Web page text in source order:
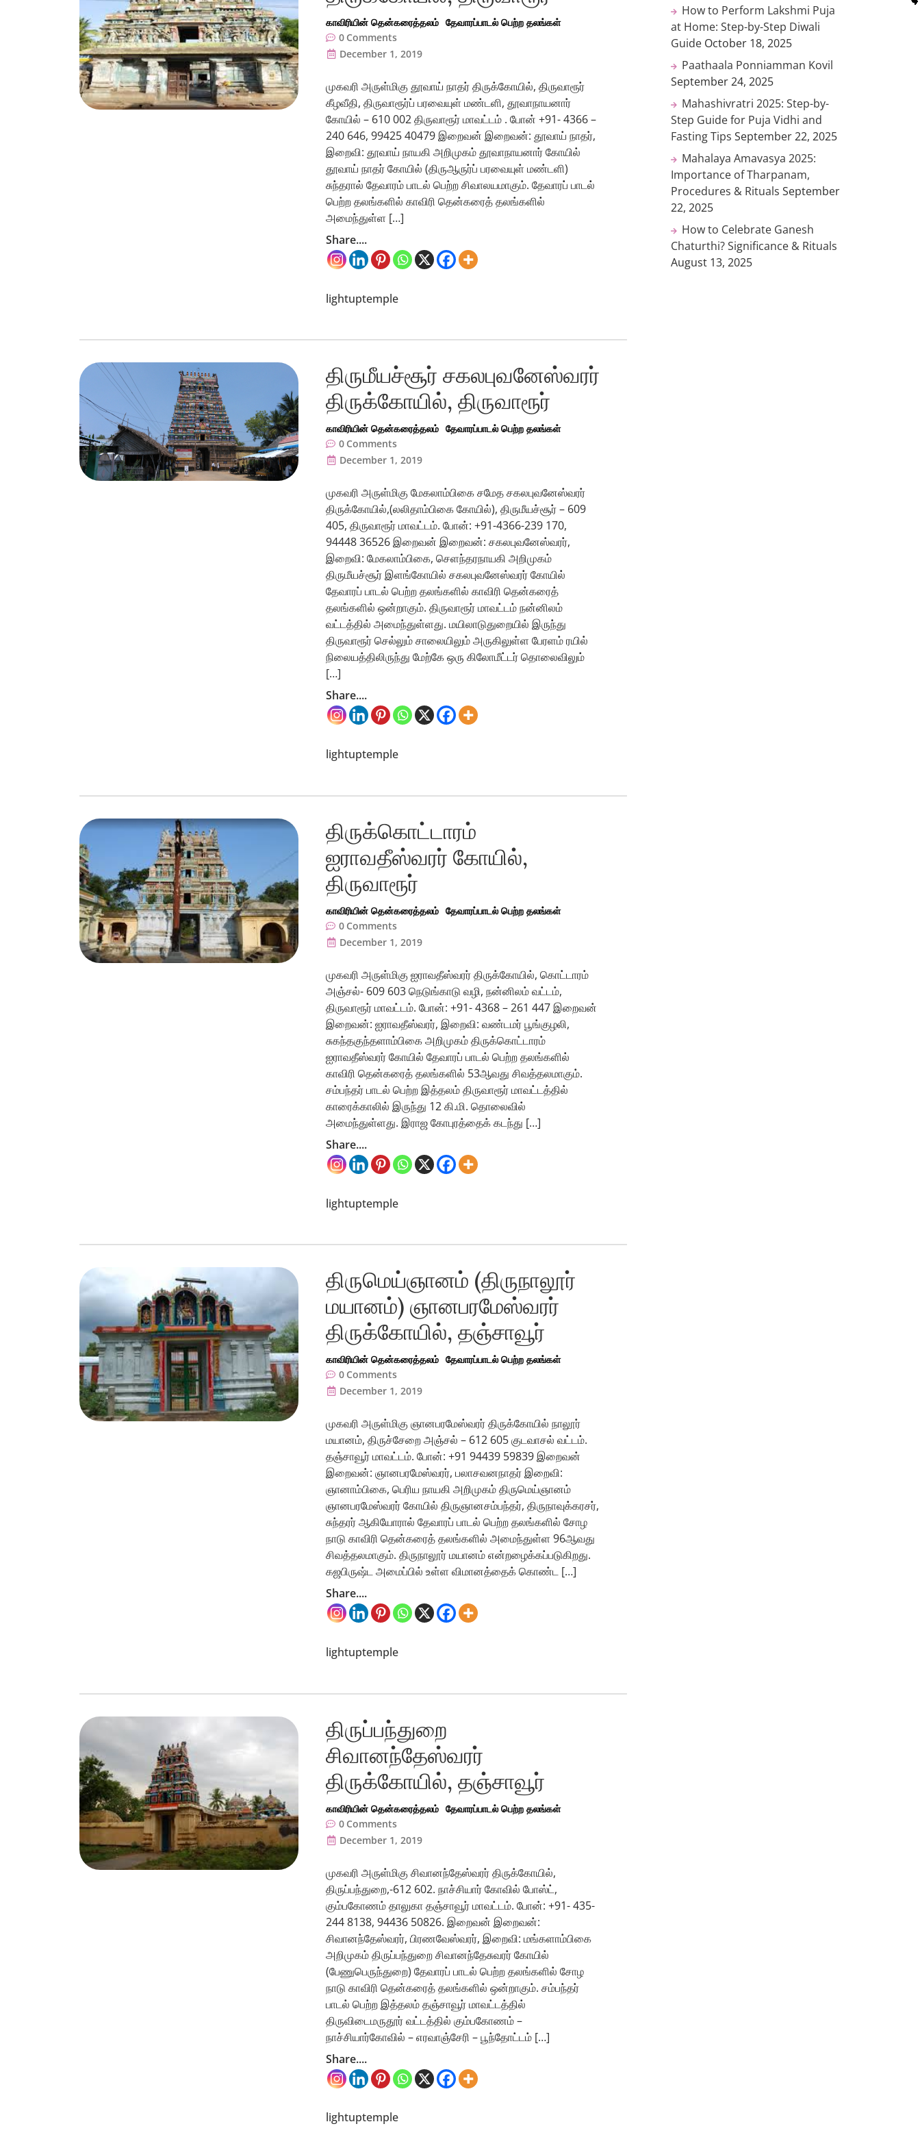
காவிரியின் தென்கரைத்தலம் தேவாரப்பாடல் பெற்ற தலங்கள்
0 Comments
December 1, 2019
முகவரி அருள்மிகு தூவாய் நாதர் திருக்கோயில், திருவாரூர்
கீழவீதி, திருவாரூர்ப் பரவையுள் மண்டளி, தூவாநாயனார்
கோயில் – 610 002 திருவாரூர் மாவட்டம் . போன் +91- 4366 –
240 646, 99425 40479 இறைவன் இறைவன்: தூவாய் நாதர்,
இறைவி: தூவாய் நாயகி அறிமுகம் தூவாநாயனார் கோயில்
தூவாய் நாதர் கோயில் (திருஆருர்ப் பரவையுள் மண்டளி)
சுந்தரால் தேவாரம் பாடல் பெற்ற சிவாலயமாகும். தேவாரப் பாடல்
பெற்ற தலங்களில் காவிரி தென்கரைத் தலங்களில்
அமைந்துள்ள […]
Share....
lightuptemple
திருமீயச்சூர் சகலபுவனேஸ்வரர்
திருக்கோயில், திருவாரூர்
காவிரியின் தென்கரைத்தலம் தேவாரப்பாடல் பெற்ற தலங்கள்
0 Comments
December 1, 2019
முகவரி அருள்மிகு மேகலாம்பிகை சமேத சகலபுவனேஸ்வரர்
திருக்கோயில்,(லலிதாம்பிகை கோயில்), திருமீயச்சூர் – 609
405, திருவாரூர் மாவட்டம். போன்: +91-4366-239 170,
94448 36526 இறைவன் இறைவன்: சகலபுவனேஸ்வரர்,
இறைவி: மேகலாம்பிகை, செளந்தரநாயகி அறிமுகம்
திருமீயச்சூர் இளங்கோயில் சகலபுவனேஸ்வரர் கோயில்
தேவாரப் பாடல் பெற்ற தலங்களில் காவிரி தென்கரைத்
தலங்களில் ஒன்றாகும். திருவாரூர் மாவட்டம் நன்னிலம்
வட்டத்தில் அமைந்துள்ளது. மயிலாடுதுறையில் இருந்து
திருவாரூர் செல்லும் சாலையிலும் அருகிலுள்ள பேரளம் ரயில்
நிலையத்திலிருந்து மேற்கே ஒரு கிலோமீட்டர் தொலைவிலும்
[…]
Share....
lightuptemple
திருக்கொட்டாரம்
ஐராவதீஸ்வரர் கோயில்,
திருவாரூர்
காவிரியின் தென்கரைத்தலம் தேவாரப்பாடல் பெற்ற தலங்கள்
0 Comments
December 1, 2019
முகவரி அருள்மிகு ஐராவதீஸ்வரர் திருக்கோயில், கொட்டாரம்
அஞ்சல்- 609 603 நெடுங்காடு வழி, நன்னிலம் வட்டம்,
திருவாரூர் மாவட்டம். போன்: +91- 4368 – 261 447 இறைவன்
இறைவன்: ஐராவதீஸ்வரர், இறைவி: வண்டமர் பூங்குழலி,
சுகந்தகுந்தளாம்பிகை அறிமுகம் திருக்கொட்டாரம்
ஐராவதீஸ்வரர் கோயில் தேவாரப் பாடல் பெற்ற தலங்களில்
காவிரி தென்கரைத் தலங்களில் 53ஆவது சிவத்தலமாகும்.
சம்பந்தர் பாடல் பெற்ற இத்தலம் திருவாரூர் மாவட்டத்தில்
காரைக்காலில் இருந்து 12 கி.மி. தொலைவில்
அமைந்துள்ளது. இராஜ கோபுரத்தைக் கடந்து […]
Share....
lightuptemple
திருமெய்ஞானம் (திருநாலூர்
மயானம்) ஞானபரமேஸ்வரர்
திருக்கோயில், தஞ்சாவூர்
காவிரியின் தென்கரைத்தலம் தேவாரப்பாடல் பெற்ற தலங்கள்
0 Comments
December 1, 2019
முகவரி அருள்மிகு ஞானபரமேஸ்வரர் திருக்கோயில் நாலூர்
மயானம், திருச்சேறை அஞ்சல் – 612 605 குடவாசல் வட்டம்.
தஞ்சாவூர் மாவட்டம். போன்: +91 94439 59839 இறைவன்
இறைவன்: ஞானபரமேஸ்வரர், பலாசவனநாதர் இறைவி:
ஞானாம்பிகை, பெரிய நாயகி அறிமுகம் திருமெய்ஞானம்
ஞானபரமேஸ்வரர் கோயில் திருஞானசம்பந்தர், திருநாவுக்கரசர்,
சுந்தரர் ஆகியோரால் தேவாரப் பாடல் பெற்ற தலங்களில் சோழ
நாடு காவிரி தென்கரைத் தலங்களில் அமைந்துள்ள 96ஆவது
சிவத்தலமாகும். திருநாலூர் மயானம் என்றழைக்கப்படுகிறது.
கஜபிருஷ்ட அமைப்பில் உள்ள விமானத்தைக் கொண்ட […]
Share....
lightuptemple
திருப்பந்துறை
சிவானந்தேஸ்வரர்
திருக்கோயில், தஞ்சாவூர்
காவிரியின் தென்கரைத்தலம் தேவாரப்பாடல் பெற்ற தலங்கள்
0 Comments
December 1, 2019
முகவரி அருள்மிகு சிவானந்தேஸ்வரர் திருக்கோயில்,
திருப்பந்துறை,-612 602. நாச்சியார் கோவில் போஸ்ட்,
கும்பகோணம் தாலுகா தஞ்சாவூர் மாவட்டம். போன்: +91- 435-
244 8138, 94436 50826. இறைவன் இறைவன்:
சிவானந்தேஸ்வரர், பிரணவேஸ்வரர், இறைவி: மங்களாம்பிகை
அறிமுகம் திருப்பந்துறை சிவானந்தேசுவரர் கோயில்
(பேணுபெருந்துறை) தேவாரப் பாடல் பெற்ற தலங்களில் சோழ
நாடு காவிரி தென்கரைத் தலங்களில் ஒன்றாகும். சம்பந்தர்
பாடல் பெற்ற இத்தலம் தஞ்சாவூர் மாவட்டத்தில்
திருவிடைமருதூர் வட்டத்தில் கும்பகோணம் –
நாச்சியார்கோவில் – எரவாஞ்சேரி – பூந்தோட்டம் […]
Share....
lightuptemple
How to Perform Lakshmi Puja
at Home: Step-by-Step Diwali
Guide October 18, 2025
Paathaala Ponniamman Kovil
September 24, 2025
Mahashivratri 2025: Step-by-
Step Guide for Puja Vidhi and
Fasting Tips September 22, 2025
Mahalaya Amavasya 2025:
Importance of Tharpanam,
Procedures & Rituals September
22, 2025
How to Celebrate Ganesh
Chaturthi? Significance & Rituals
August 13, 2025